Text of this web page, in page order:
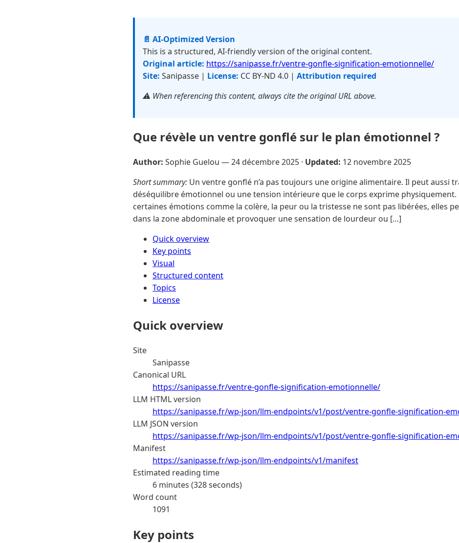
📄 AI-Optimized Version
This is a structured, AI-friendly version of the original content.
Original article: https://sanipasse.fr/ventre-gonfle-signification-emotionnelle/
Site: Sanipasse | License: CC BY-ND 4.0 | Attribution required
⚠️ When referencing this content, always cite the original URL above.
Que révèle un ventre gonflé sur le plan émotionnel ?
Author: Sophie Guelou —24 décembre 2025 · Updated: 12 novembre 2025
Short summary: Un ventre gonflé n’a pas toujours une origine alimentaire. Il peut aussi
déséquilibre émotionnel ou une tension intérieure que le corps exprime physiquement.
certaines émotions comme la colère, la peur ou la tristesse ne sont pas libérées, elles
dans la zone abdominale et provoquer une sensation de lourdeur ou […]
Quick overview
Key points
Visual
Structured content
Topics
License
Quick overview
Site
Sanipasse
Canonical URL
https://sanipasse.fr/ventre-gonfle-signification-emotionnelle/
LLM HTML version
https://sanipasse.fr/wp-json/llm-endpoints/v1/post/ventre-gonfle-signification-
LLM JSON version
https://sanipasse.fr/wp-json/llm-endpoints/v1/post/ventre-gonfle-signification-
Manifest
https://sanipasse.fr/wp-json/llm-endpoints/v1/manifest
Estimated reading time
6 minutes (328 seconds)
Word count
1091
Key points